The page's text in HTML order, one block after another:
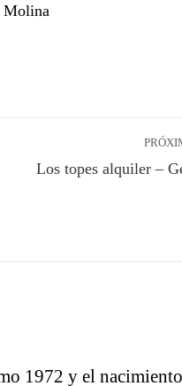
Molina
Los topes alquiler –
1972 y el